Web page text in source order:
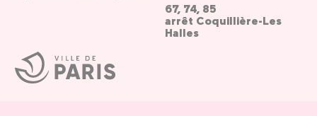
Ville
de
Paris
67, 74, 85
arrêt Coquillière-Les
Halles